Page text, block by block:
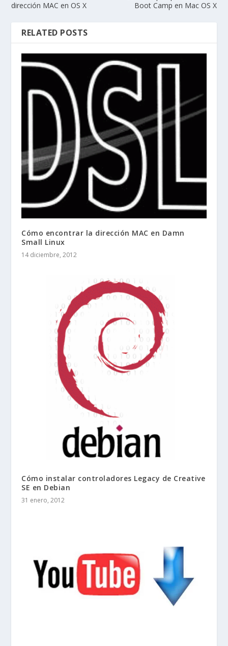
dirección MAC en OS X
Boot Camp en Mac OS X
RELATED POSTS
Cómo encontrar la dirección MAC en Damn
Small Linux
14 diciembre, 2012
Cómo instalar controladores Legacy de Creative
SE en Debian
31 enero, 2012